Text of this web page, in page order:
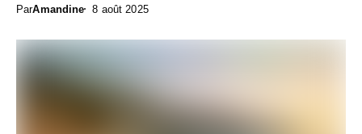
ParAmandine 8 août 2025